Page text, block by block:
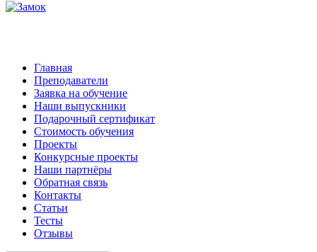
Главная
Преподаватели
Заявка на обучение
Наши выпускники
Подарочный сертификат
Стоимость обучения
Проекты
Конкурсные проекты
Наши партнёры
Обратная связь
Контакты
Статьи
Тесты
Отзывы